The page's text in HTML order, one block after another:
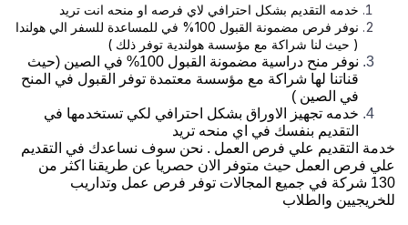
خدمه التقديم بشكل احترافي لاي فرصه او منحه انت تريد
نوفر فرص مضمونة القبول 100% في للمساعدة للسفر الي هولندا
( حيث لنا شراكة مع مؤسسة هولندية توفر ذلك )
نوفر منح دراسية مضمونة القبول 100% في الصين (حيث
قناتنا لها شراكة مع مؤسسة معتمدة توفر القبول في المنح
في الصين )
خدمه تجهيز الاوراق بشكل احترافي لكي تستخدمها في
التقديم بنفسك في اي منحه تريد
خدمة التقديم علي فرص العمل . نحن سوف نساعدك في التقديم
علي فرص العمل حيث متوفر الان حصريا عن طريقنا اكثر من
130 شركة في جميع المجالات توفر فرص عمل وتداريب
للخريجيين والطلاب